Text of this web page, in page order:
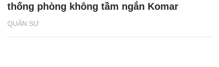
QUÂN SỰ
thống phòng không tầm ngắn Komar